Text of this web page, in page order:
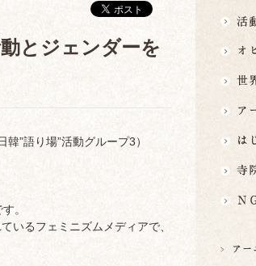
とジェンダーを
日韓”語り場”活動グループ3）
。
いるフェミニズムメディアで、